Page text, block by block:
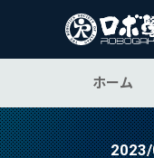
ホーム